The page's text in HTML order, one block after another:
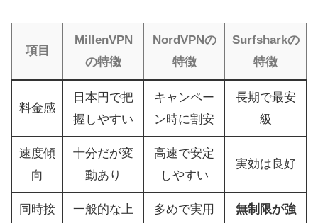
項目
MillenVPN
の特徴
NordVPNの
特徴
Surfsharkの
特徴
料金感
日本円で把
握しやすい
キャンペー
ン時に割安
長期で最安
級
速度傾
向
十分だが変
動あり
高速で安定
しやすい
実効は良好
同時接
一般的な上
多めで実用
無制限が強